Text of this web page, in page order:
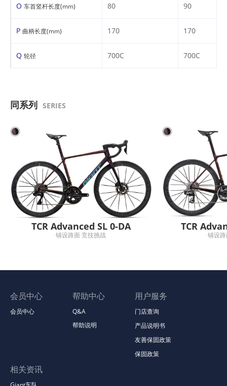
O 车首竖杆长度(mm) 80 90
P 曲柄长度(mm) 170 170
Q 轮径 700C 700C
同系列 SERIES
TCR Advanced SL 0-DA
铺设路面 竞技挑战
TCR
铺设
会员中心
会员中心
帮助中心
Q&A
帮助说明
用户服务
门店查询
产品说明书
友善保固政策
保固政策
相关资讯